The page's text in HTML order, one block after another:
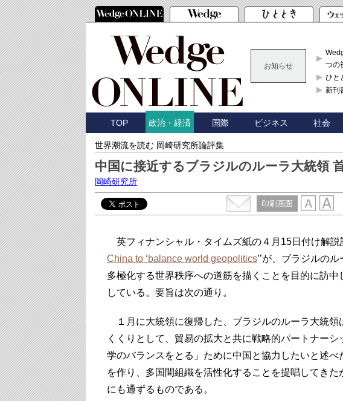
お知らせ
つの
ひと
新刊
TOP 政治・経済 国際 ビジネス 社会
世界潮流を読む 岡崎研究所論評集
中国に接近するブラジルのルーラ大統領
岡崎研究所
印刷画面
英フィナンシャル・タイムズ紙の４月15日付け解説
China to ‘balance world geopolitics’’が、ブラジルの
多極化する世界秩序への道筋を描くことを目的に訪
している。要旨は次の通り。
１月に大統領に復帰した、ブラジルのルーラ大統領
くくりとして、貿易の拡大と共に戦略的パートナー
学のバランスをとる」ために中国と協力したいと述
を作り、多国間組織を活性化することを提唱してき
にも通ずるものである。